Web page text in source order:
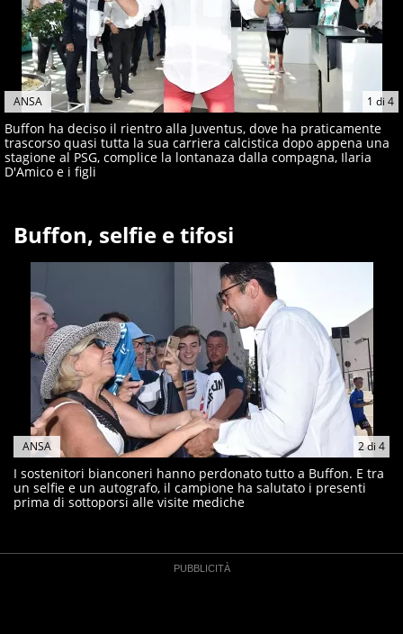
1 di 4
ANSA
Buffon ha deciso il rientro alla Juventus, dove ha praticamente
trascorso quasi tutta la sua carriera calcistica dopo appena una
stagione al PSG, complice la lontanaza dalla compagna, Ilaria
D'Amico e i figli
Buffon, selfie e tifosi
2di 4
ANSA
I sostenitori bianconeri hanno perdonato tutto a Buffon. E tra
un selfie e un autografo, il campione ha salutato i presenti
prima di sottoporsi alle visite mediche